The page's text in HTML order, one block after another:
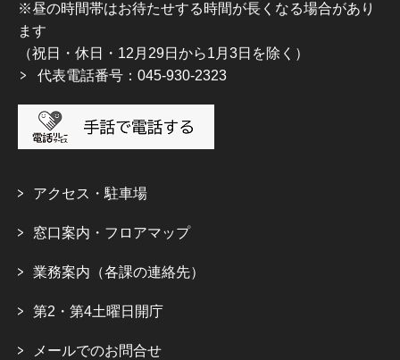
※昼の時間帯はお待たせする時間が長くなる場合があり
ます
（祝日・休日・12月29日から1月3日を除く）
代表電話番号：045-930-2323
アクセス・駐車場
窓口案内・フロアマップ
業務案内（各課の連絡先）
第2・第4土曜日開庁
メールでのお問合せ